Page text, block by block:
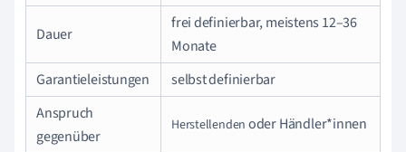
Dauer
frei definierbar, meistens 12–36
Monate
Garantieleistungen
selbst definierbar
Anspruch
gegenüber
Herstellenden oder Händler*innen